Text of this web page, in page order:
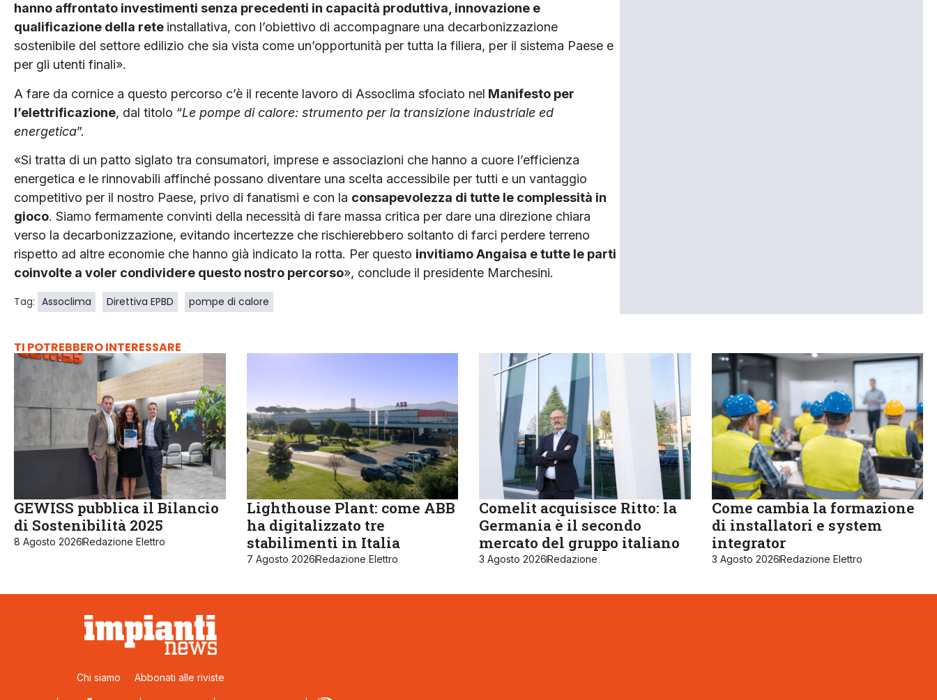
hanno affrontato investimenti senza precedenti in capacità produttiva, innovazione e
qualificazione della rete installativa, con l’obiettivo di accompagnare una decarbonizzazione
sostenibile del settore edilizio che sia vista come un’opportunità per tutta la filiera, per il sistema Paese e
per gli utenti finali».
A fare da cornice a questo percorso c’è il recente lavoro di Assoclima sfociato nel Manifesto per
l’elettrificazione, dal titolo “Le pompe di calore: strumento per la transizione industriale ed
energetica”.
«Si tratta di un patto siglato tra consumatori, imprese e associazioni che hanno a cuore l’efficienza
energetica e le rinnovabili affinché possano diventare una scelta accessibile per tutti e un vantaggio
competitivo per il nostro Paese, privo di fanatismi e con la consapevolezza di tutte le complessità in
gioco. Siamo fermamente convinti della necessità di fare massa critica per dare una direzione chiara
verso la decarbonizzazione, evitando incertezze che rischierebbero soltanto di farci perdere terreno
rispetto ad altre economie che hanno già indicato la rotta. Per questo invitiamo Angaisa e tutte le parti
coinvolte a voler condividere questo nostro percorso», conclude il presidente Marchesini.
Tag: Assoclima Direttiva EPBD pompe di calore
TI POTREBBERO INTERESSARE
GEWISS pubblica il Bilancio
di Sostenibilità 2025
8 Agosto 2026Redazione Elettro
Lighthouse Plant: come ABB
ha digitalizzato tre
stabilimenti in Italia
7 Agosto 2026Redazione Elettro
Comelit acquisisce Ritto: la
Germania è il secondo
mercato del gruppo italiano
3 Agosto 2026Redazione
Come cambia la formazione
di installatori e system
integrator
3 Agosto 2026Redazione Elettro
Chi siamo Abbonati alle riviste